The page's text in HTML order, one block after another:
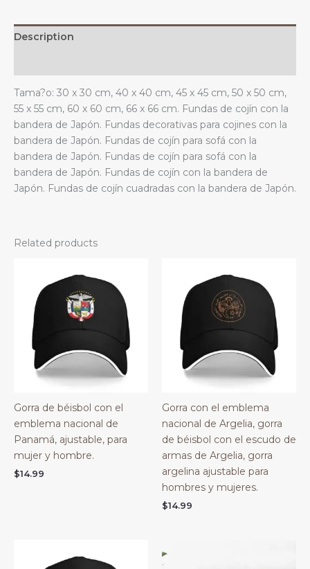
quantity
Description
Tama?o: 30 x 30 cm, 40 x 40 cm, 45 x 45 cm, 50 x 50 cm,
55 x 55 cm, 60 x 60 cm, 66 x 66 cm. Fundas de cojín con la
bandera de Japón. Fundas decorativas para cojines con la
bandera de Japón. Fundas de cojín para sofá con la
bandera de Japón. Fundas de cojín para sofá con la
bandera de Japón. Fundas de cojín con la bandera de
Japón. Fundas de cojín cuadradas con la bandera de Japón.
Related products
Gorra de béisbol con el
emblema nacional de
Panamá, ajustable, para
mujer y hombre.
$14.99
Gorra con el emblema
nacional de Argelia, gorra
de béisbol con el escudo de
armas de Argelia, gorra
argelina ajustable para
hombres y mujeres.
$14.99